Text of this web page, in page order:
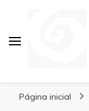
Página inicial